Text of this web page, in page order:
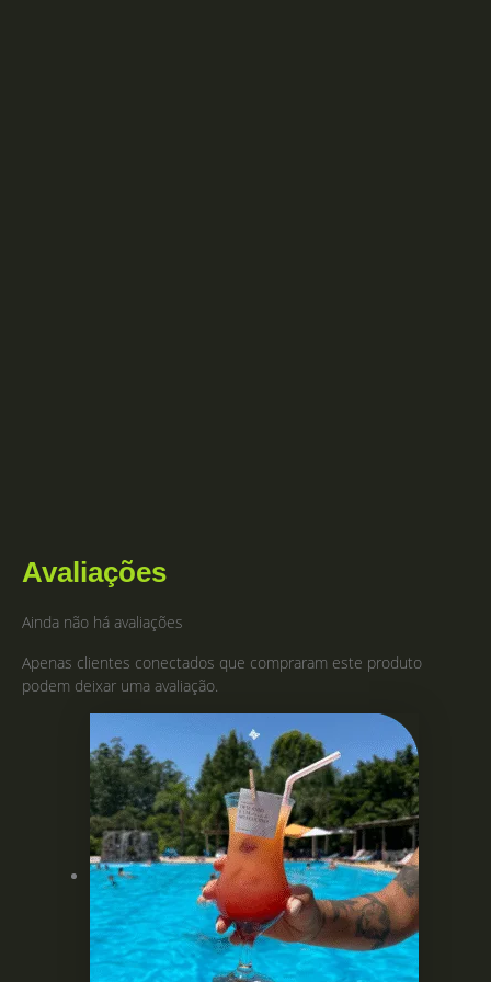
Avaliações
Ainda não há avaliações
Apenas clientes conectados que compraram este produto
podem deixar uma avaliação.